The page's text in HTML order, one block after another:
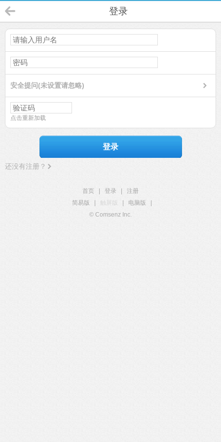
登录
安全提问(未设置请忽略)
点击重新加载
登录
还没有注册？
首页 登录
注册
简易版
触屏版 电脑版
© Comsenz Inc.